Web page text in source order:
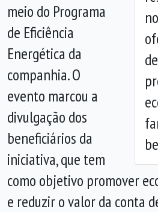
meio do Programa
de Eficiência
Energética da
companhia. O
evento marcou a
divulgação dos
beneficiários da
iniciativa, que tem
como objetivo promover
e reduzir o valor da conta